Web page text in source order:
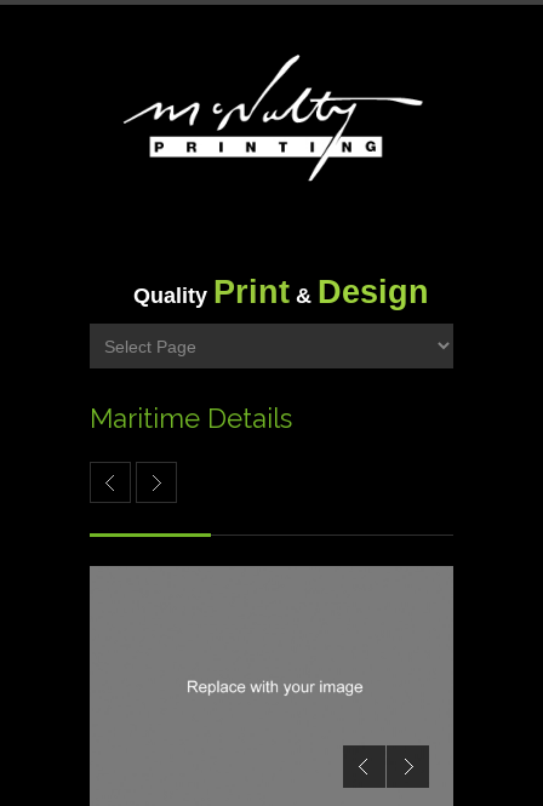
Quality Print & Design
Maritime Details